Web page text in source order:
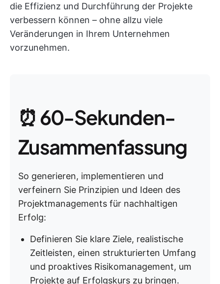
die Effizienz und Durchführung der Projekte
verbessern können – ohne allzu viele
Veränderungen in Ihrem Unternehmen
vorzunehmen.
⏰ 60-Sekunden-
Zusammenfassung
So generieren, implementieren und
verfeinern Sie Prinzipien und Ideen des
Projektmanagements für nachhaltigen
Erfolg:
Definieren Sie klare Ziele, realistische
Zeitleisten, einen strukturierten Umfang
und proaktives Risikomanagement, um
Projekte auf Erfolgskurs zu bringen.